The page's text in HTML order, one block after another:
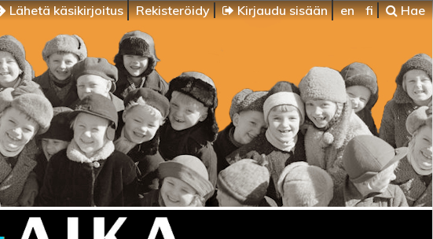
Lähetä käsikirjoitus Rekisteröidy Kirjaudu sisään en fi Hae